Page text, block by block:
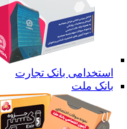
استخدامی بانک تجارت
بانک ملت